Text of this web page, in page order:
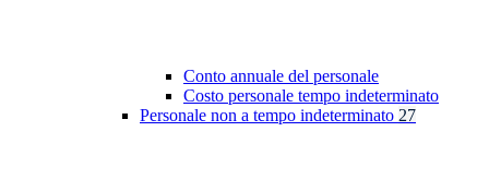
Conto annuale del personale
Costo personale tempo indeterminato
Personale non a tempo indeterminato 27